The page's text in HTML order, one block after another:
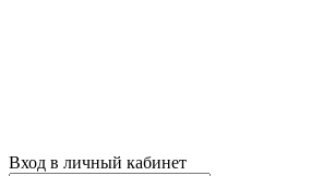
Вход в личный кабинет